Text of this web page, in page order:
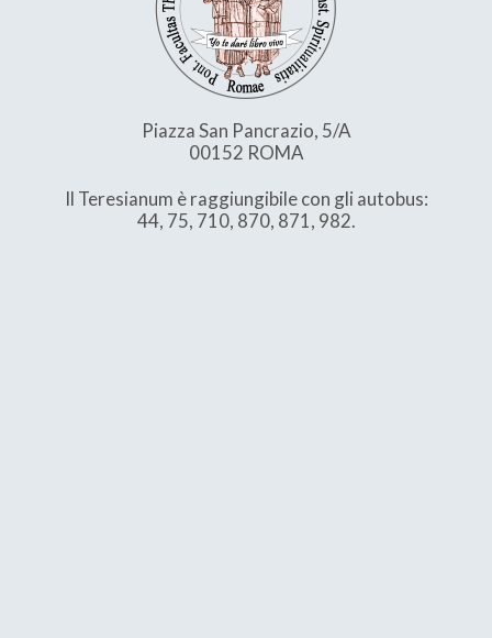
Piazza San Pancrazio, 5/A
00152 ROMA
Il Teresianum è raggiungibile con gli autobus:
44, 75, 710, 870, 871, 982.